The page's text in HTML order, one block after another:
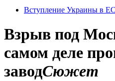
Вступление Украины в ЕС
Взрыв под
самом деле
заводСюжет